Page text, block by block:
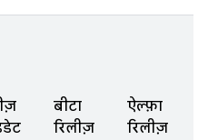
बीटा
रिलीज़
ऐल्फ़ा
रिलीज़